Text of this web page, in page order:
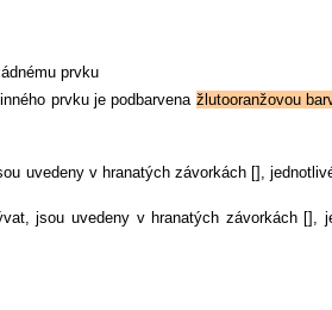
prvku
prvku je podbarvena žlutooranžovou
uvedeny v hranatých závorkách [],
jsou uvedeny v hranatých závorkách [],